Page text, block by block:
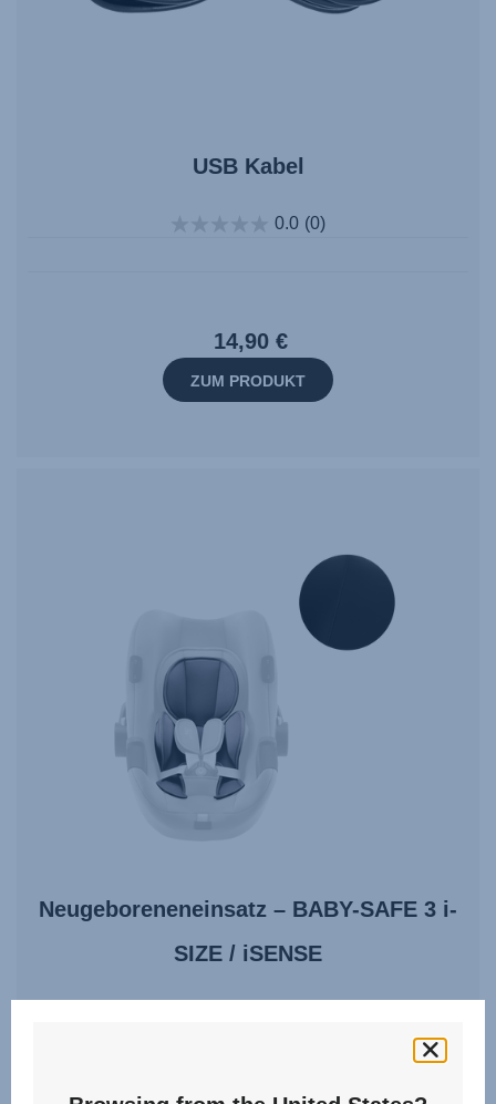
USB Kabel
0.0 (0)
14,90 €
ZUM PRODUKT
Neugeboreneneinsatz – BABY-SAFE 3 i-
SIZE / iSENSE